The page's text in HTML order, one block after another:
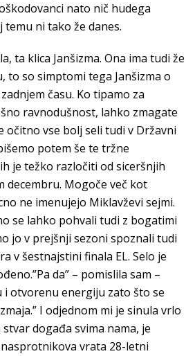
nato nič hudega
ni tako že danes.
ta klica Janšizma. Ona ima tudi že
to so simptomi tega Janšizma o
času. Ko tipamo za
ravnodušnost, lahko zmagate
očitno vse bolj seli tudi v Državni
potem še te tržne
je težko razločiti od siceršnjih
decembru. Mogoče več kot
ne imenujejo Miklavževi sejmi.
se lahko pohvali tudi z bogatimi
jo v prejšnji sezoni spoznali tudi
v šestnajstini finala EL. Selo je
da” – pomislila sam –
i otvorenu energiju zato što se
I odjednom mi je sinula vrlo
događa svima nama, je
vrata 28-letni